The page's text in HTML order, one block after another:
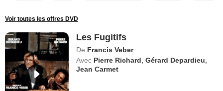
Voir toutes les offres DVD
Les Fugitifs
De Francis Veber
Avec Pierre Richard ,Gérard Depardieu
Jean Carmet